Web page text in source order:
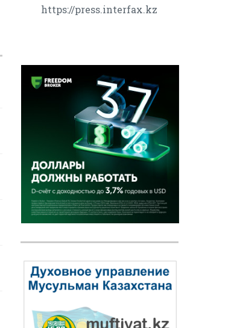
https://press.interfax.kz